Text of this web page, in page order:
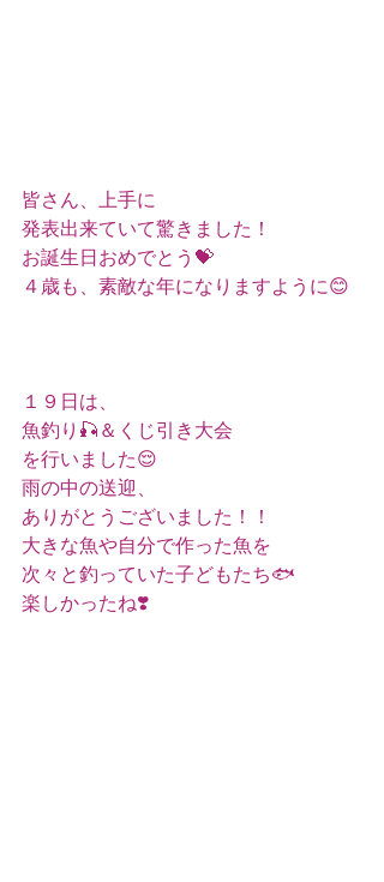
皆さん、上手に
発表出来ていて驚きました！
お誕生日おめでとう💝
４歳も、素敵な年になりますように😊
１９日は、
魚釣り🎣＆くじ引き大会
を行いました😌
雨の中の送迎、
ありがとうございました！！
大きな魚や自分で作った魚を
次々と釣っていた子どもたち🐟
楽しかったね❣️